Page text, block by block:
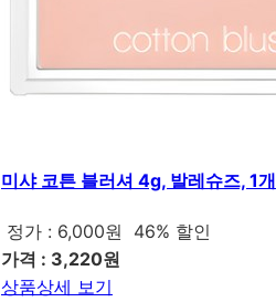
미샤 코튼 블러셔 4g, 발레슈즈, 1개
정가 : 6,000원
46% 할인
가격 : 3,220원
상품상세 보기